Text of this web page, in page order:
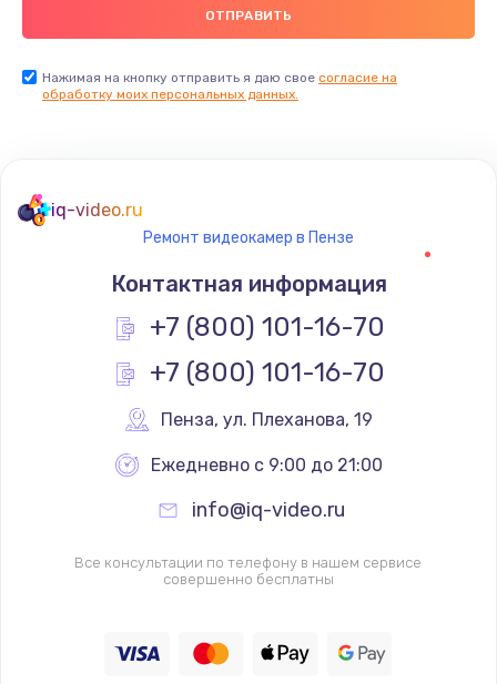
Нажимая на кнопку отправить я даю свое согласие на
обработку моих персональных данных.
iq-video.ru
Ремонт видеокамер в Пензе
Контактная информация
+7 (800) 101-16-70
+7 (800) 101-16-70
Пенза, ул. Плеханова, 19
Ежедневно с 9:00 до 21:00
info@iq-video.ru
Все консультации по телефону в нашем сервисе
совершенно бесплатны